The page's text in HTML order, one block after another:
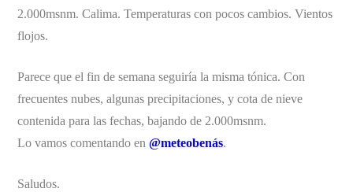
2.000msnm. Calima. Temperaturas con pocos cambios. Vientos
flojos.
Parece que el fin de semana seguiría la misma tónica. Con
frecuentes nubes, algunas precipitaciones, y cota de nieve
contenida para las fechas, bajando de 2.000msnm.
Lo vamos comentando en@meteobenás.
Saludos.